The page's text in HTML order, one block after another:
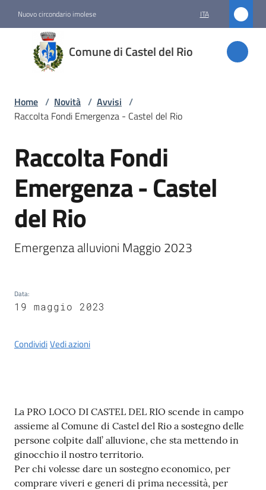
Nuovo circondario imolese ITA
Comune di Castel del Rio
Comune
di
Castel
Amministrazione
Novità
Menu selezionato
Servizi
Vivere
Rio
Tutti
gli
argomenti
Home / Novità / Avvisi /
Raccolta Fondi Emergenza - Castel del Rio
Salta al contenuto
Raccolta Fondi
Emergenza - Castel
del Rio
Emergenza alluvioni Maggio 2023
Data:
19 maggio 2023
CondividiVedi azioni
Contenuto
La PRO LOCO DI CASTEL DEL RIO scende in campo
assieme al Comune di Castel del Rio a sostegno delle
persone colpite dall’ alluvione, che sta mettendo in
ginocchio il nostro territorio.
Per chi volesse dare un sostegno economico, per
comprare viveri e generi di prima necessità, per